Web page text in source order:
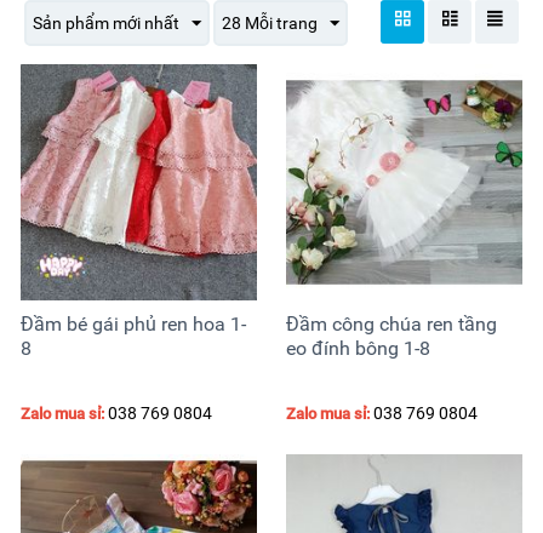
Sản phẩm mới nhất 28 Mỗi trang
Đầm bé gái phủ ren hoa 1-
8
Zalo mua sỉ: 038 769 0804
Đầm công chúa ren tầng
eo đính bông 1-8
Zalo mua sỉ: 038 769 0804